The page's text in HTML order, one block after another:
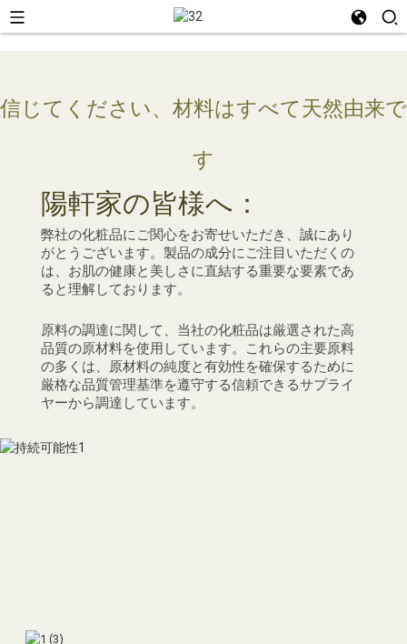
信じてください、材料はすべて天然由来で
す
陽軒家の皆様へ：
弊社の化粧品にご関心をお寄せいただき、誠にあり
がとうございます。製品の成分にご注目いただくの
は、お肌の健康と美しさに直結する重要な要素であ
ると理解しております。
原料の調達に関して、当社の化粧品は厳選された高
品質の原材料を使用しています。これらの主要原料
の多くは、原材料の純度と有効性を確保するために
厳格な品質管理基準を遵守する信頼できるサプライ
ヤーから調達しています。
なぜ私たちは
この商品はオーガニック
当社の天然植物エキスは、有害な農薬や肥料を
使用せず、持続可能な栽培方法を採用している
認証済みの有機農場から調達されており、植物
本来の品質を保証しています。